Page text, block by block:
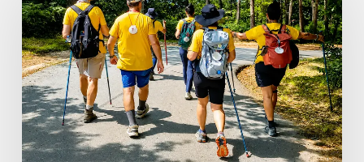
:
De
Brasil
a
la
India,